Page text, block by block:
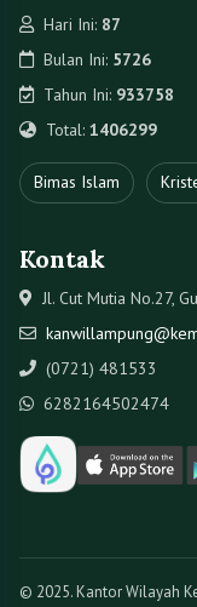
Hari Ini: 87
Bulan Ini: 5726
Tahun Ini: 933758
Total: 1406299
Bimas Islam
Kontak
Jl. Cut Mutia No.27,
(0721) 481533
6282164502474
© 2025. Kantor Wilayah